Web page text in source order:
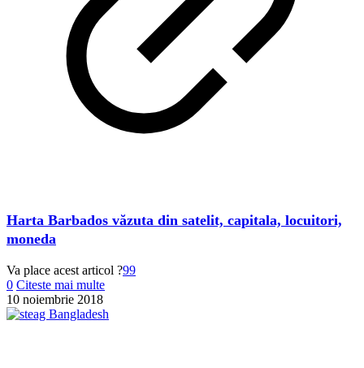
Harta Barbados văzuta din satelit, capitala, locuitori,
moneda
Va place acest articol ?99
0 Citeste mai multe
10 noiembrie 2018